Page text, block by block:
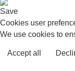
Save
Cookies user
We use cookies to
Accept all